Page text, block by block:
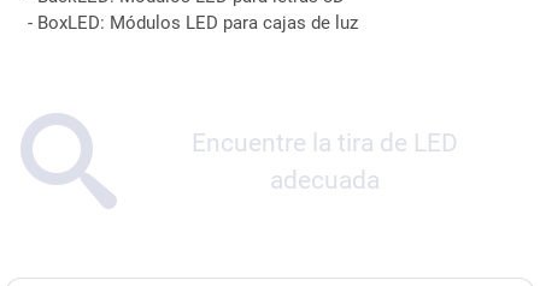
- BoxLED: Módulos LED para cajas de luz
Encuentre la tira de LED
adecuada